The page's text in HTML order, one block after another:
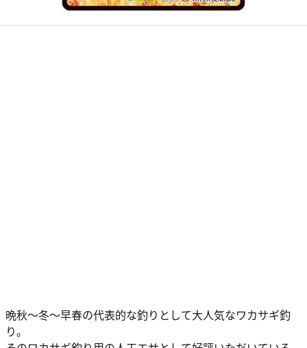
晩秋～冬～早春の代表的な釣りとして大人気なワカサギ釣
り。